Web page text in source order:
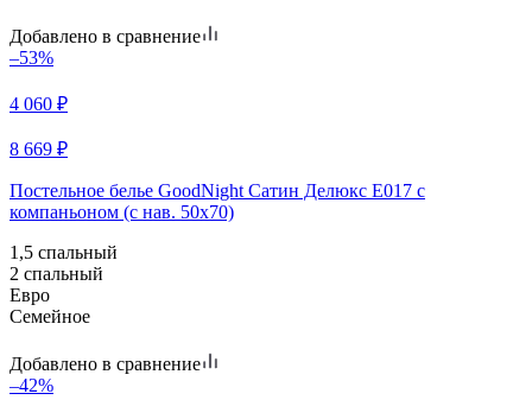
Добавлено в сравнение
–53%
4 060 ₽
8 669 ₽
Постельное белье GoodNight Сатин Делюкс E017 с
компаньоном (с нав. 50х70)
1,5 спальный
2 спальный
Евро
Семейное
Добавлено в сравнение
–42%